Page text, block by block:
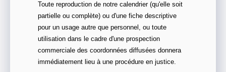
Toute reproduction de notre calendrier (qu'elle soit
partielle ou complète) ou d'une fiche descriptive
pour un usage autre que personnel, ou toute
utilisation dans le cadre d'une prospection
commerciale des coordonnées diffusées donnera
immédiatement lieu à une procédure en justice.